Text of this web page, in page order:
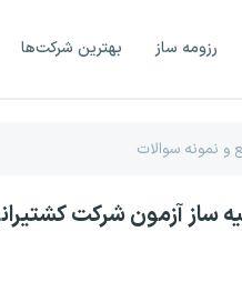
رزومه ساز بهترین شرکت‌ها
ساز آزمون شرکت